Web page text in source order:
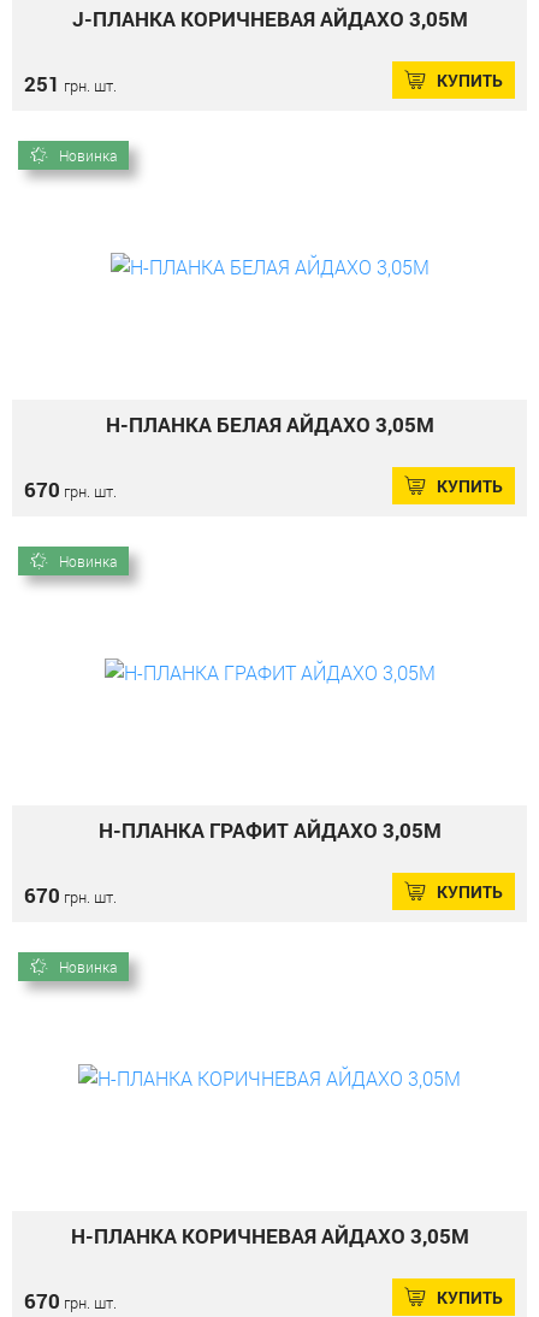
J-ПЛАНКА КОРИЧНЕВАЯ АЙДАХО 3,05М
251 грн. шт. КУПИТЬ
Новинка
Н-ПЛАНКА БЕЛАЯ АЙДАХО 3,05М
670 грн. шт. КУПИТЬ
Новинка
Н-ПЛАНКА ГРАФИТ АЙДАХО 3,05М
670 грн. шт. КУПИТЬ
Новинка
Н-ПЛАНКА КОРИЧНЕВАЯ АЙДАХО 3,05М
670 грн. шт. КУПИТЬ